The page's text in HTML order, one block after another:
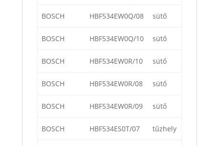
BOSCH HBF534EW0Q/08 sütő
BOSCH HBF534EW0Q/10 sütő
BOSCH HBF534EW0R/10 sütő
BOSCH HBF534EW0R/08 sütő
BOSCH HBF534EW0R/09 sütő
BOSCH HBF534ES0T/07 tűzhely